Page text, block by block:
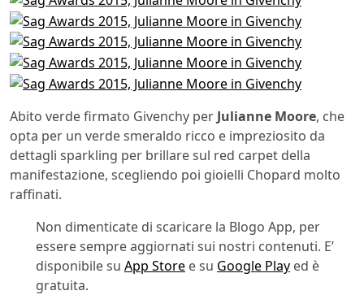
Abito verde firmato Givenchy per Julianne Moore, che
opta per un verde smeraldo ricco e impreziosito da
dettagli sparkling per brillare sul red carpet della
manifestazione, scegliendo poi gioielli Chopard molto
raffinati.
Non dimenticate di scaricare la Blogo App, per
essere sempre aggiornati sui nostri contenuti. E’
disponibile su App Store e su Google Play ed è
gratuita.